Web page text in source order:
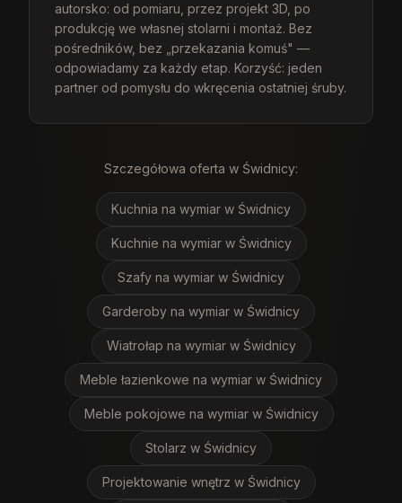
autorsko: od pomiaru, przez projekt 3D, po
produkcję we własnej stolarni i montaż. Bez
pośredników, bez „przekazania komuś" —
odpowiadamy za każdy etap. Korzyść: jeden
partner od pomysłu do wkręcenia ostatniej śruby.
Szczegółowa oferta w Świdnicy:
Kuchnia na wymiar w Świdnicy
Kuchnie na wymiar w Świdnicy
Szafy na wymiar w Świdnicy
Garderoby na wymiar w Świdnicy
Wiatrołap na wymiar w Świdnicy
Meble łazienkowe na wymiar w Świdnicy
Meble pokojowe na wymiar w Świdnicy
Stolarz w Świdnicy
Projektowanie wnętrz w Świdnicy